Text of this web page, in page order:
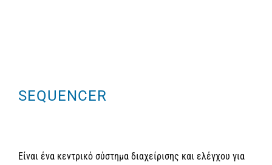
SEQUENCER
Είναι ένα κεντρικό σύστημα διαχείρισης και ελέγχου για